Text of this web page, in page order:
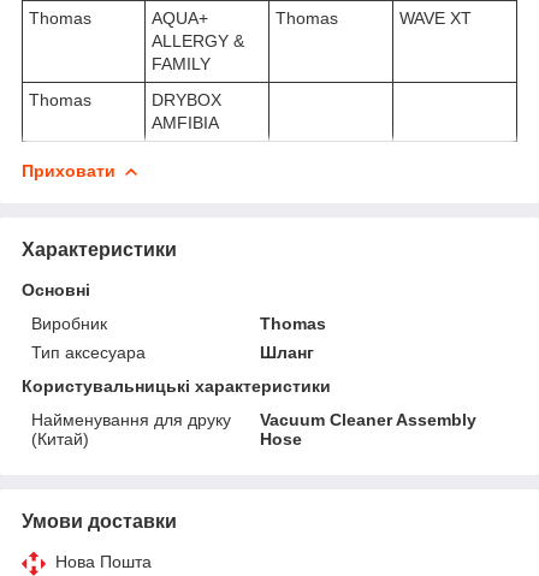
Thomas
AQUA+
ALLERGY &
FAMILY
Thomas WAVE XT
Thomas
DRYBOX
AMFIBIA
Приховати
Характеристики
Основні
Виробник
Thomas
Тип аксесуара
Шланг
Користувальницькі характеристики
Найменування для друку
(Китай)
Vacuum Cleaner Assembly
Hose
Умови доставки
Нова Пошта